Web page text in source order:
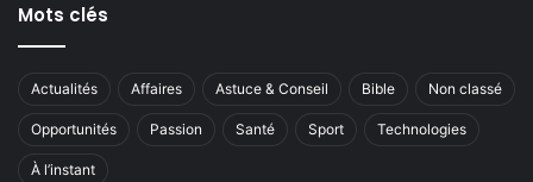
Mots clés
Actualités Affaires Astuce & Conseil Bible Non classé
Opportunités Passion Santé Sport Technologies
À l’instant